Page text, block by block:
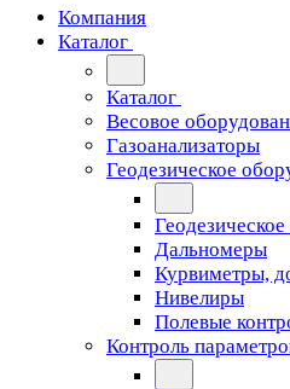
Компания
Каталог
Каталог
Весовое
Газоанализаторы
Геодезическое
Дальномеры
Курвиметры,
Нивелиры
Полевые
Контроль